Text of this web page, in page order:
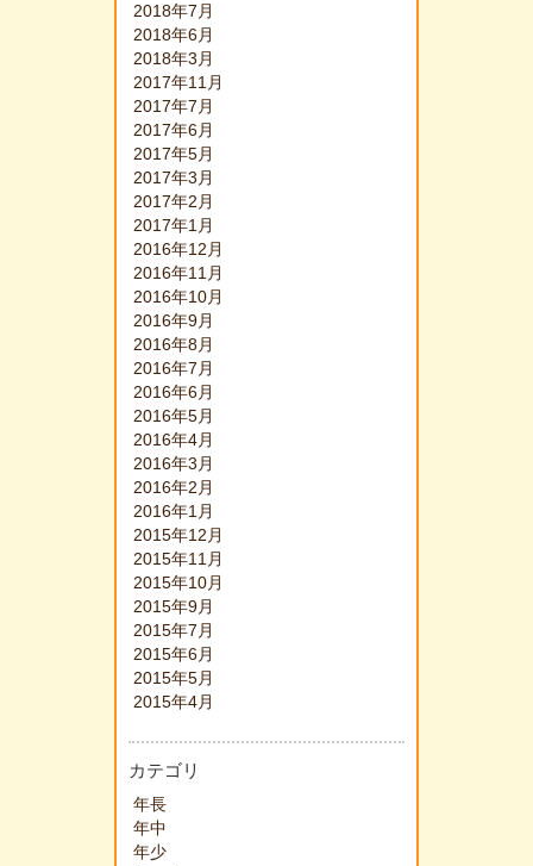
2018年7月
2018年6月
2018年3月
2017年11月
2017年7月
2017年6月
2017年5月
2017年3月
2017年2月
2017年1月
2016年12月
2016年11月
2016年10月
2016年9月
2016年8月
2016年7月
2016年6月
2016年5月
2016年4月
2016年3月
2016年2月
2016年1月
2015年12月
2015年11月
2015年10月
2015年9月
2015年7月
2015年6月
2015年5月
2015年4月
カテゴリ
年長
年中
年少